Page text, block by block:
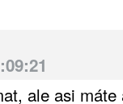
ale asi